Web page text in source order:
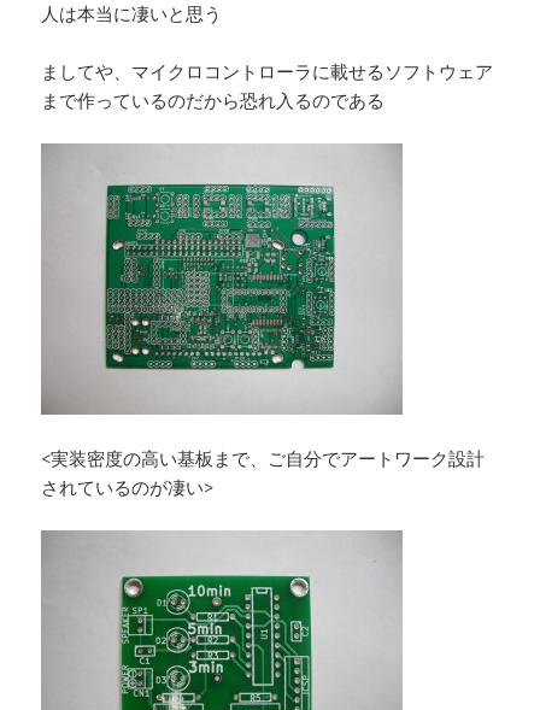
人は本当に凄いと思う
ましてや、マイクロコントローラに載せるソフトウェア
まで作っているのだから恐れ入るのである
<実装密度の高い基板まで、ご自分でアートワーク設計
されているのが凄い>